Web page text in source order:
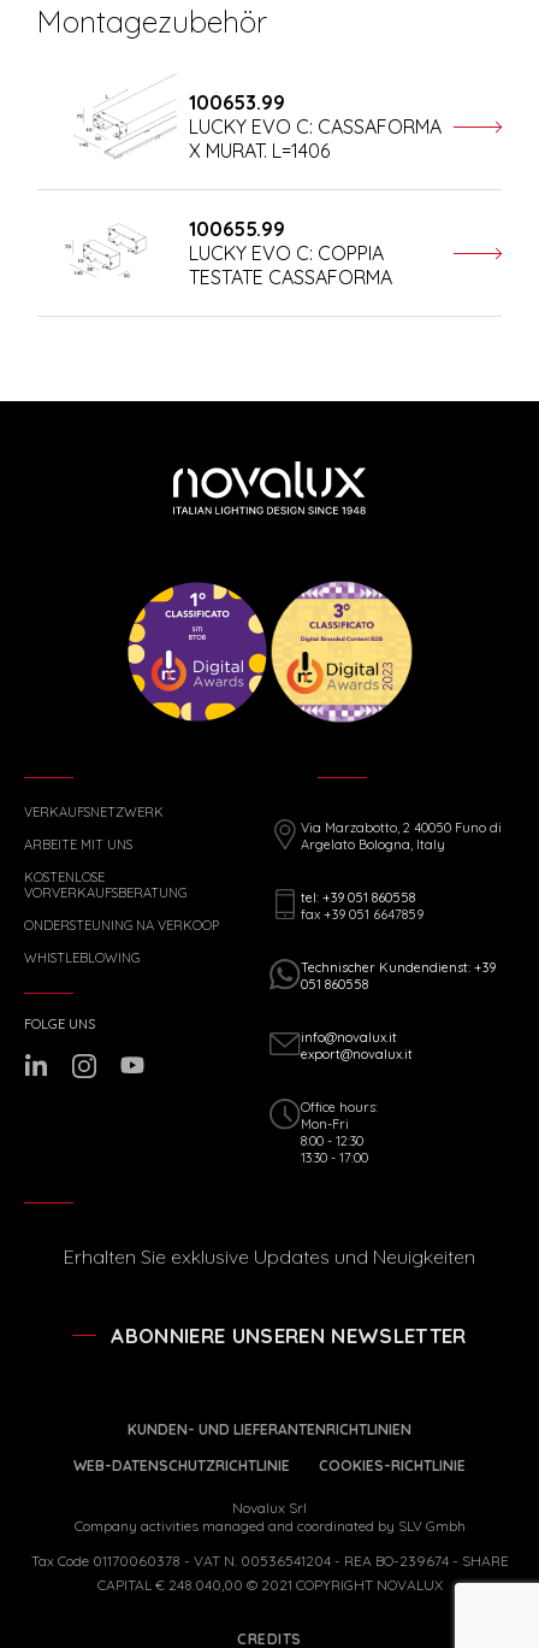
Montagezubehör
100653.99
LUCKY EVO C: CASSAFORMA
X MURAT. L=1406
100655.99
LUCKY EVO C: COPPIA
TESTATE CASSAFORMA
VERKAUFSNETZWERK
ARBEITE MIT UNS
KOSTENLOSE
VORVERKAUFSBERATUNG
ONDERSTEUNING NA VERKOOP
WHISTLEBLOWING
Via Marzabotto, 2 40050 Funo di
Argelato Bologna, Italy
tel: +39 051 860558
fax +39 051 6647859
Technischer Kundendienst: +39
051 860558
info@novalux.it
export@novalux.it
Office hours:
Mon-Fri
8:00 - 12:30
13:30 - 17:00
FOLGE UNS
Erhalten Sie exklusive Updates und Neuigkeiten
ABONNIERE UNSEREN NEWSLETTER
KUNDEN- UND LIEFERANTENRICHTLINIEN
WEB-DATENSCHUTZRICHTLINIE
COOKIES-RICHTLINIE
Novalux Srl
Company activities managed and coordinated by SLV Gmbh
Tax Code 01170060378 - VAT N. 00536541204 - REA BO-239674 - SHARE
CAPITAL € 248.040,00 © 2021 COPYRIGHT NOVALUX
CREDITS